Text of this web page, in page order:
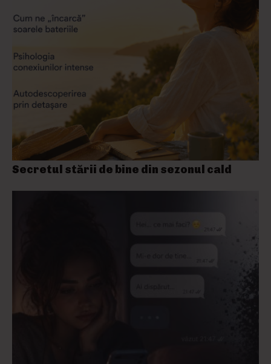
Secretul stării de bine din sezonul cald